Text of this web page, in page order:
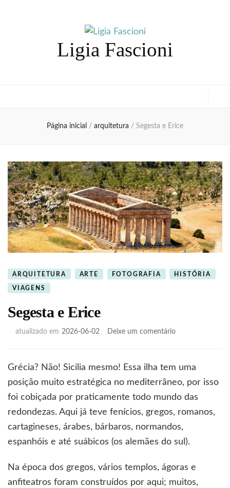
Ligia Fascioni
Página inicial / arquitetura / Segesta e Erice
ARQUITETURA ARTE FOTOGRAFIA HISTÓRIA
VIAGENS
Segesta e Erice
atualizado em 2026-06-02 Deixe um comentárioem
Grécia? Não! Sicilia mesmo! Essa ilha tem uma
posição muito estratégica no mediterrâneo, por isso
foi cobiçada por praticamente todo mundo das
redondezas. Aqui já teve fenícios, gregos, romanos,
cartagineses, árabes, bárbaros, normandos,
espanhóis e até suábicos (os alemães do sul).
Na época dos gregos, vários templos, ágoras e
anfiteatros foram construídos por aqui; muitos,